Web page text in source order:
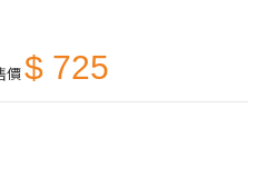
價$ 725